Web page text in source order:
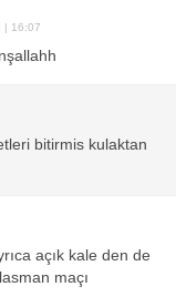
| 16:07
bitirmis kulaktan
açık kale den de
maçı